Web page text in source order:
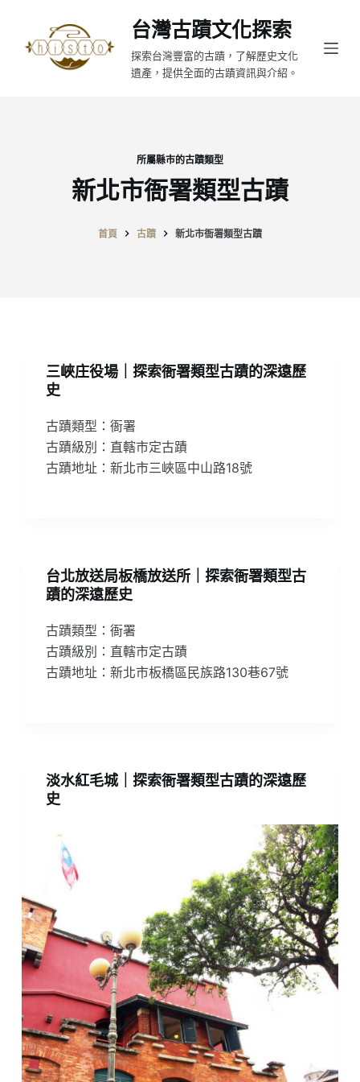
至
台灣古蹟文化探索
探索台灣豐富的古蹟，了解歷史文化
遺產，提供全面的古蹟資訊與介紹。
所屬縣市的古蹟類型
新北市衙署類型古蹟
首頁 古蹟 新北市衙署類型古蹟
三峽庄役場｜探索衙署類型古蹟的深遠歷
史
古蹟類型：衙署
古蹟級別：直轄市定古蹟
古蹟地址：新北市三峽區中山路18號
台北放送局板橋放送所｜探索衙署類型古
蹟的深遠歷史
古蹟類型：衙署
古蹟級別：直轄市定古蹟
古蹟地址：新北市板橋區民族路130巷67號
淡水紅毛城｜探索衙署類型古蹟的深遠歷
史